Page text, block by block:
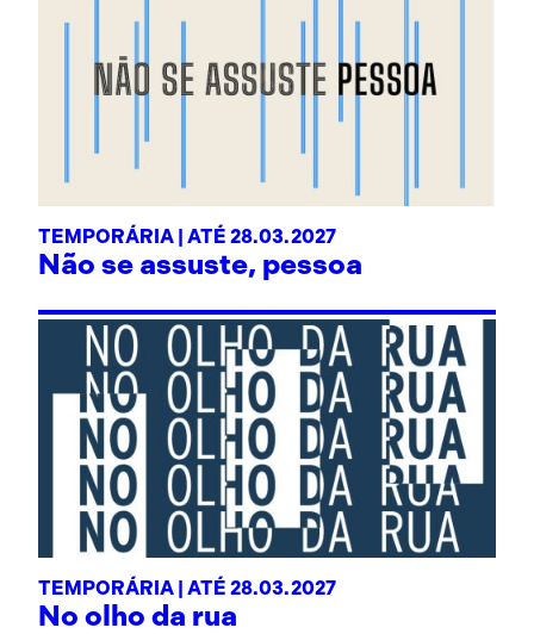
TEMPORÁRIA | ATÉ 28.03.2027
Não se assuste, pessoa
TEMPORÁRIA | ATÉ 28.03.2027
No olho da rua